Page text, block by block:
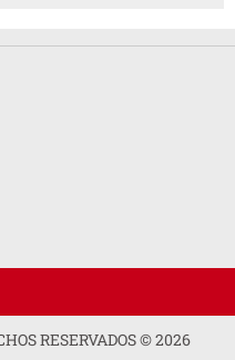
RESERVADOS ©2026